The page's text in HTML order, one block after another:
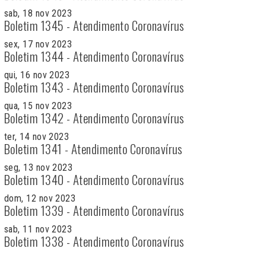
sab, 18 nov 2023
Boletim 1345 - Atendimento Coronavírus
sex, 17 nov 2023
Boletim 1344 - Atendimento Coronavírus
qui, 16 nov 2023
Boletim 1343 - Atendimento Coronavírus
qua, 15 nov 2023
Boletim 1342 - Atendimento Coronavírus
ter, 14 nov 2023
Boletim 1341 - Atendimento Coronavírus
seg, 13 nov 2023
Boletim 1340 - Atendimento Coronavírus
dom, 12 nov 2023
Boletim 1339 - Atendimento Coronavírus
sab, 11 nov 2023
Boletim 1338 - Atendimento Coronavírus